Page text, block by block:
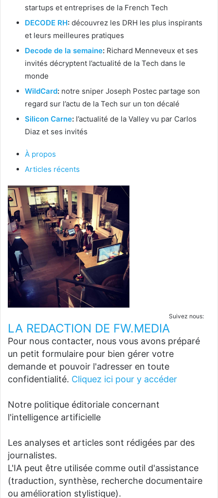
startups et entreprises de la French Tech
DECODE RH: découvrez les DRH les plus inspirants
et leurs meilleures pratiques
Decode de la semaine: Richard Menneveux et ses
invités décryptent l’actualité de la Tech dans le
monde
WildCard: notre sniper Joseph Postec partage son
regard sur l’actu de la Tech sur un ton décalé
Silicon Carne: l’actualité de la Valley vu par Carlos
Diaz et ses invités
À propos
Articles récents
Suivez nous:
LA REDACTION DE FW.MEDIA
Pour nous contacter, nous vous avons préparé
un petit formulaire pour bien gérer votre
demande et pouvoir l'adresser en toute
confidentialité. Cliquez ici pour y accéder
Notre politique éditoriale concernant
l'intelligence artificielle
Les analyses et articles sont rédigées par des
journalistes.
L'IA peut être utilisée comme outil d'assistance
(traduction, synthèse, recherche documentaire
ou amélioration stylistique).